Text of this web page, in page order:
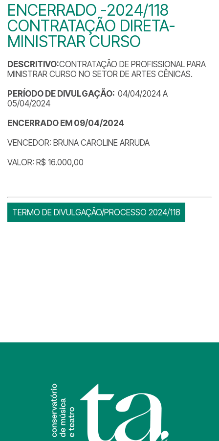
ENCERRADO -2024/118
CONTRATAÇÃO DIRETA-
MINISTRAR CURSO
DESCRITIVO:CONTRATAÇÃO DE PROFISSIONAL PARA
MINISTRAR CURSO NO SETOR DE ARTES CÊNICAS.
PERÍODO DE DIVULGAÇÃO: 04/04/2024 A
05/04/2024
ENCERRADO EM 09/04/2024
VENCEDOR: BRUNA CAROLINE ARRUDA
VALOR: R$ 16.000,00
TERMO DE DIVULGAÇÃO/PROCESSO 2024/118